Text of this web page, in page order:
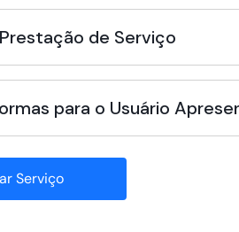
de Serviço
para o Usuário
Serviço